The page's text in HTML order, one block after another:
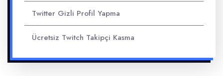
Twitter Gizli Profil Yapma
Ücretsiz Twitch Takipçi Kasma